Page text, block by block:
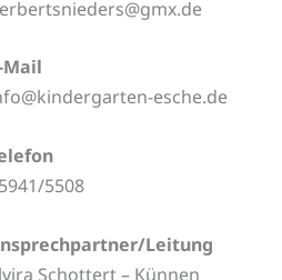
Mail
esche.de
5508
Leitung
Schottert – Künnen